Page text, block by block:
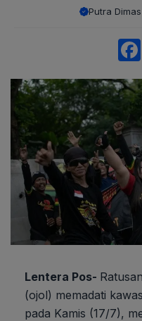
Putra Dimas
Lentera Pos-
(ojol) memadati
pada Kamis (17/7),